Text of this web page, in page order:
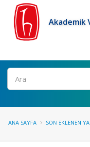
Akademik
Ara
ANA SAYFA SON EKLENEN